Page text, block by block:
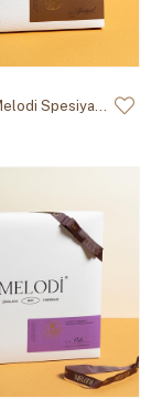
1957 Serisi Melodi Spesiyal Çikolata 355g